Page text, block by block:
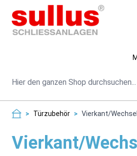
Direkt zum Inhalt
Suche
> Türzubehör > Vierkant/
Vierkant/